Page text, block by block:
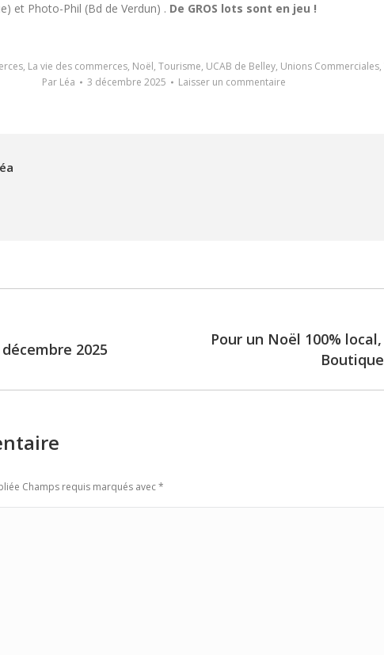
et Photo-Phil (Bd de Verdun) . De GROS lots sont en jeu !
, La vie des commerces, Noël, Tourisme, UCAB de Belley, Unions Commerciales,
Par Léa 3 décembre 2025 Laisser un commentaire
2025
Pour un Noël 100%
Champs requis marqués avec*